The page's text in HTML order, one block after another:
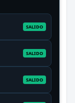
SALIDO
SALIDO
SALIDO